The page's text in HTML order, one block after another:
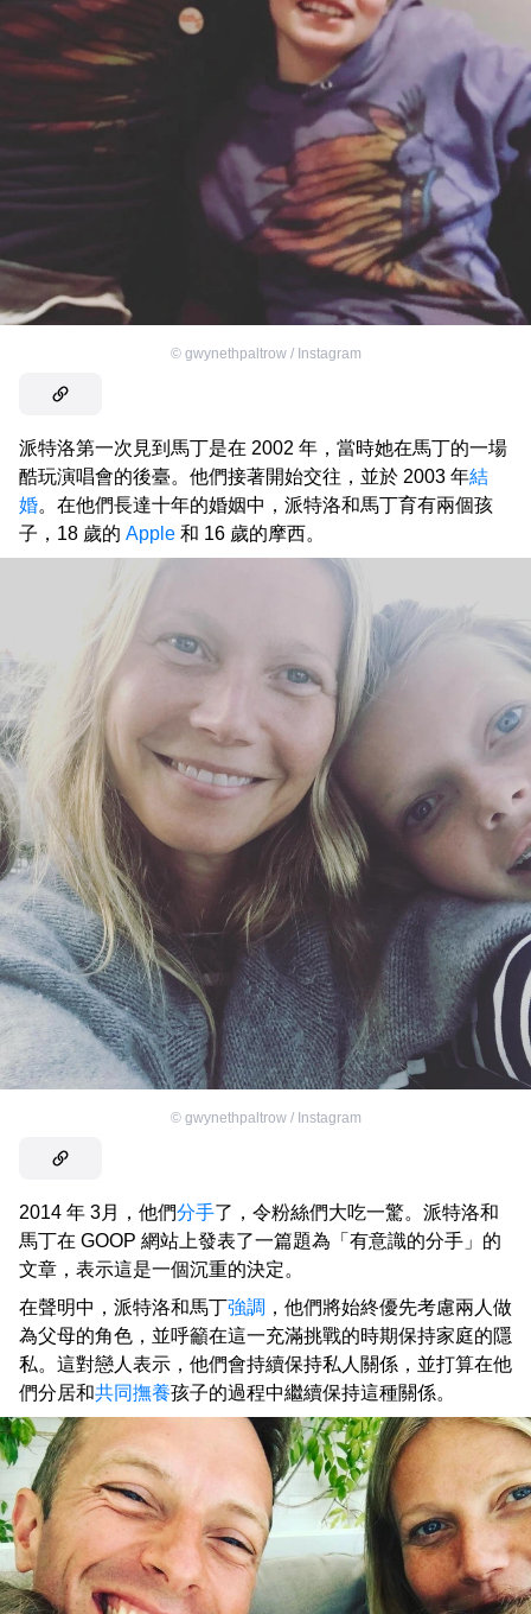
© gwynethpaltrow / Instagram
派特洛第一次見到馬丁是在 2002 年，當時她在馬丁的一場
酷玩演唱會的後臺。他們接著開始交往，並於 2003 年結
婚。在他們長達十年的婚姻中，派特洛和馬丁育有兩個孩
子，18 歲的 Apple 和 16 歲的摩西。
© gwynethpaltrow / Instagram
2014 年 3月，他們分手了，令粉絲們大吃一驚。派特洛和
馬丁在 GOOP 網站上發表了一篇題為「有意識的分手」的
文章，表示這是一個沉重的決定。
在聲明中，派特洛和馬丁強調 ，他們將始終優先考慮兩人做
為父母的角色，並呼籲在這一充滿挑戰的時期保持家庭的隱
私。這對戀人表示，他們會持續保持私人關係，並打算在他
們分居和共同撫養孩子的過程中繼續保持這種關係。